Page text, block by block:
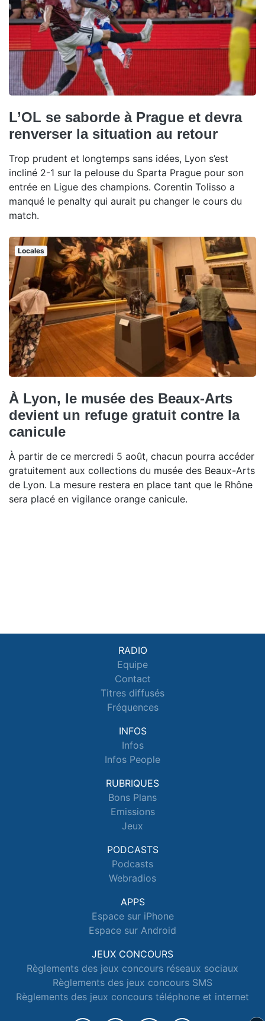
L’OL se saborde à Prague et devra
renverser la situation au retour
Trop prudent et longtemps sans idées, Lyon s’est
incliné 2-1 sur la pelouse du Sparta Prague pour son
entrée en Ligue des champions. Corentin Tolisso a
manqué le penalty qui aurait pu changer le cours du
match.
Locales
À Lyon, le musée des Beaux-Arts
devient un refuge gratuit contre la
canicule
À partir de ce mercredi 5 août, chacun pourra accéder
gratuitement aux collections du musée des Beaux-Arts
de Lyon. La mesure restera en place tant que le Rhône
sera placé en vigilance orange canicule.
RADIO
Equipe
Contact
Titres diffusés
Fréquences
INFOS
Infos
Infos People
RUBRIQUES
Bons Plans
Emissions
Jeux
PODCASTS
Podcasts
Webradios
APPS
Espace sur iPhone
Espace sur Android
JEUX CONCOURS
Règlements des jeux concours réseaux sociaux
Règlements des jeux concours SMS
Règlements des jeux concours téléphone et internet